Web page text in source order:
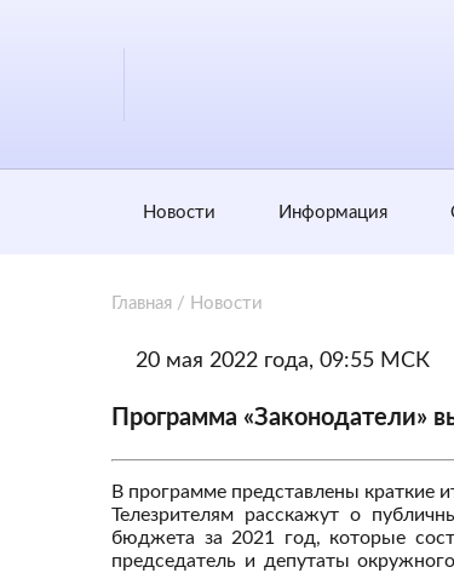
Новости Информация
Главная / Новости
20 мая 2022 года, 09:55 МСК
Программа «Законодатели»
В программе представлены краткие
Телезрителям расскажут о
бюджета за 2021 год, которые
председатель и депутаты